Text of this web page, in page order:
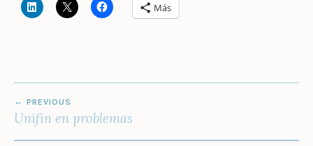
Más
DE
PREVIOUS
Unifin en problemas